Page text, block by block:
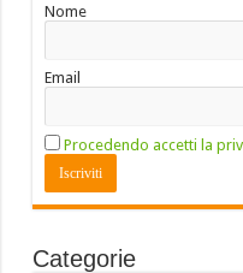
Nome
Email
Procedendo accetti la
Categorie